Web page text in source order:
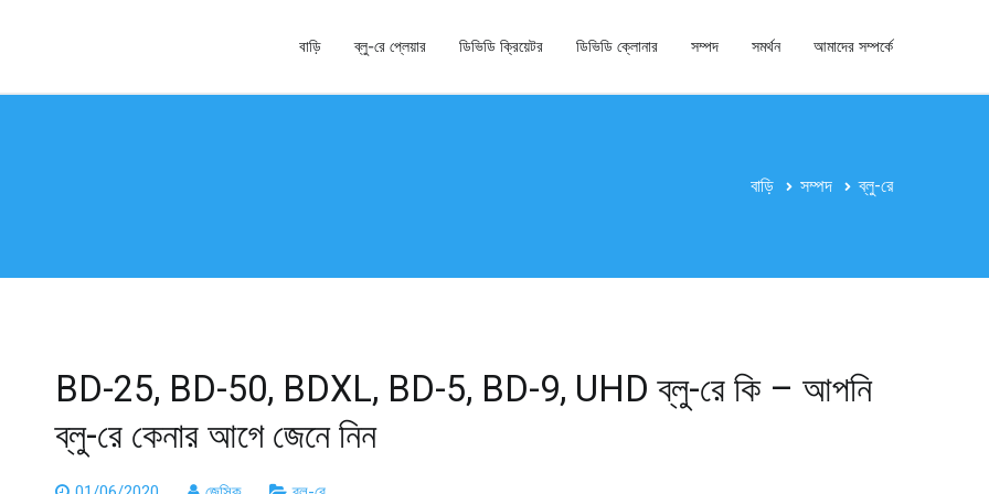
বাড়ি ব্লু-রে প্লেয়ার ডিভিডি ক্রিয়েটর ডিভিডি ক্লোনার সম্পদ সমর্থন আমাদের সম্পর্কে
বাড়ি সম্পদ ব্লু-রে
BD-25, BD-50, BDXL, BD-5, BD-9, UHD ব্লু-রে কি – আপনি
ব্লু-রে কেনার আগে জেনে নিন